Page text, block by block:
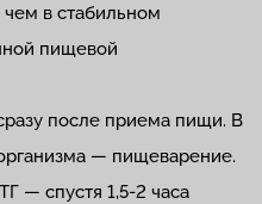
в стабильном
пищевой
после приема пищи. В
— пищеварение.
— спустя 1,5-2 часа